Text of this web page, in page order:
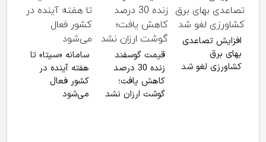
افزایش تصاعدی
بهای برق
کشاورزی لغو شد
قیمت گوسفند
زنده 30 درصد
کاهش یافت؛
گوشت ارزان نشد
سامانه «سیتا» تا
هفته آینده در
کشور فعال
می‌شود